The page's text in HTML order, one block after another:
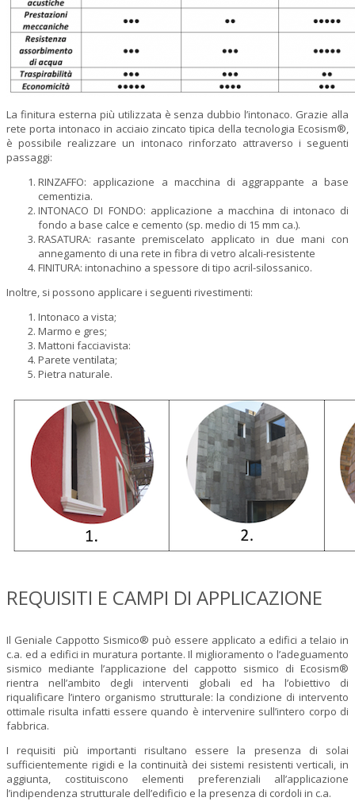
La finitura esterna più utilizzata è senza dubbio l’intonaco. Grazie alla
rete porta intonaco in acciaio zincato tipica della tecnologia Ecosism®,
è possibile realizzare un intonaco rinforzato attraverso i seguenti
passaggi:
RINZAFFO: applicazione a macchina di aggrappante a base
cementizia.
INTONACO DI FONDO: applicazione a macchina di intonaco di
fondo a base calce e cemento (sp. medio di 15 mm ca.).
RASATURA: rasante premiscelato applicato in due mani con
annegamento di una rete in fibra di vetro alcali-resistente
FINITURA: intonachino a spessore di tipo acril-silossanico.
Inoltre, si possono applicare i seguenti rivestimenti:
Intonaco a vista;
Marmo e gres;
Mattoni facciavista:
Parete ventilata;
Pietra naturale.
REQUISITI E CAMPI DI APPLICAZIONE
Il Geniale Cappotto Sismico® può essere applicato a edifici a telaio in
c.a. ed a edifici in muratura portante. Il miglioramento o l’adeguamento
sismico mediante l’applicazione del cappotto sismico di Ecosism®
rientra nell’ambito degli interventi globali ed ha l’obiettivo di
riqualificare l’intero organismo strutturale: la condizione di intervento
ottimale risulta infatti essere quando è intervenire sull’intero corpo di
fabbrica.
I requisiti più importanti risultano essere la presenza di solai
sufficientemente rigidi e la continuità dei sistemi resistenti verticali, in
aggiunta, costituiscono elementi preferenziali all’applicazione
l’indipendenza strutturale dell’edificio e la presenza di cordoli in c.a.